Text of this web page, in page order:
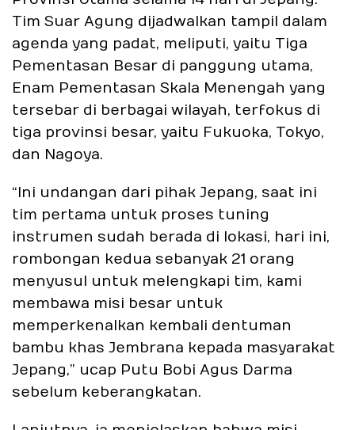
Tim Suar Agung dijadwalkan tampil dalam
agenda yang padat, meliputi, yaitu Tiga
Pementasan Besar di panggung utama,
Enam Pementasan Skala Menengah yang
tersebar di berbagai wilayah, terfokus di
tiga provinsi besar, yaitu Fukuoka, Tokyo,
dan Nagoya.
“Ini undangan dari pihak Jepang, saat ini
tim pertama untuk proses tuning
instrumen sudah berada di lokasi, hari ini,
rombongan kedua sebanyak 21 orang
menyusul untuk melengkapi tim, kami
membawa misi besar untuk
memperkenalkan kembali dentuman
bambu khas Jembrana kepada masyarakat
Jepang,” ucap Putu Bobi Agus Darma
sebelum keberangkatan.